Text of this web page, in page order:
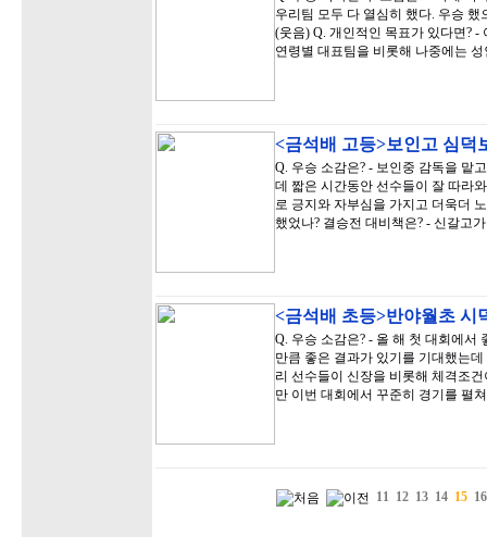
우리팀 모두 다 열심히 했다. 우승
(웃음) Q. 개인적인 목표가 있다면?
연령별 대표팀을 비롯해 나중에는
<금석배 고등>보인고 심덕
Q. 우승 소감은? - 보인중 감독을 맡
데 짧은 시간동안 선수들이 잘 따라
로 긍지와 자부심을 가지고 더욱더
했었나? 결승전 대비책은? - 신갈고
<금석배 초등>반야월초 시
Q. 우승 소감은? - 올 해 첫 대회에서
만큼 좋은 결과가 있기를 기대했는
리 선수들이 신장을 비롯해 체격조
만 이번 대회에서 꾸준히 경기를 펼
11 12 13 14 15 16